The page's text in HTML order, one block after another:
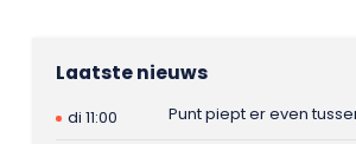
Laatste nieuws
di 11:00
Punt piept er even